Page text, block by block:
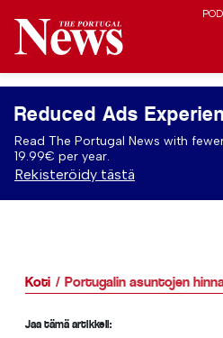
Reduced Ads
Read The Portugal News with
19.99€ per year.
Rekisteröidy tästä
Koti Portugalin asuntojen
Jaa tämä artikkeli: